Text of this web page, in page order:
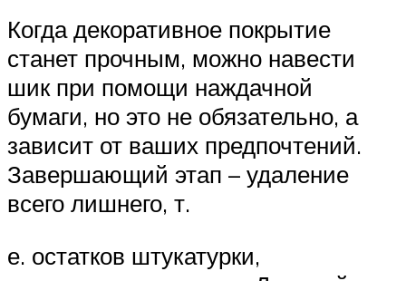
Когда декоративное покрытие
станет прочным, можно навести
шик при помощи наждачной
бумаги, но это не обязательно, а
зависит от ваших предпочтений.
Завершающий этап – удаление
всего лишнего, т.
е. остатков штукатурки,